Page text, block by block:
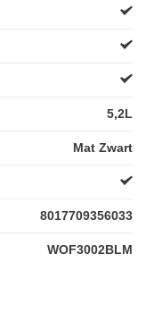
5,2L
Mat Zwart
8017709356033
WOF3002BLM